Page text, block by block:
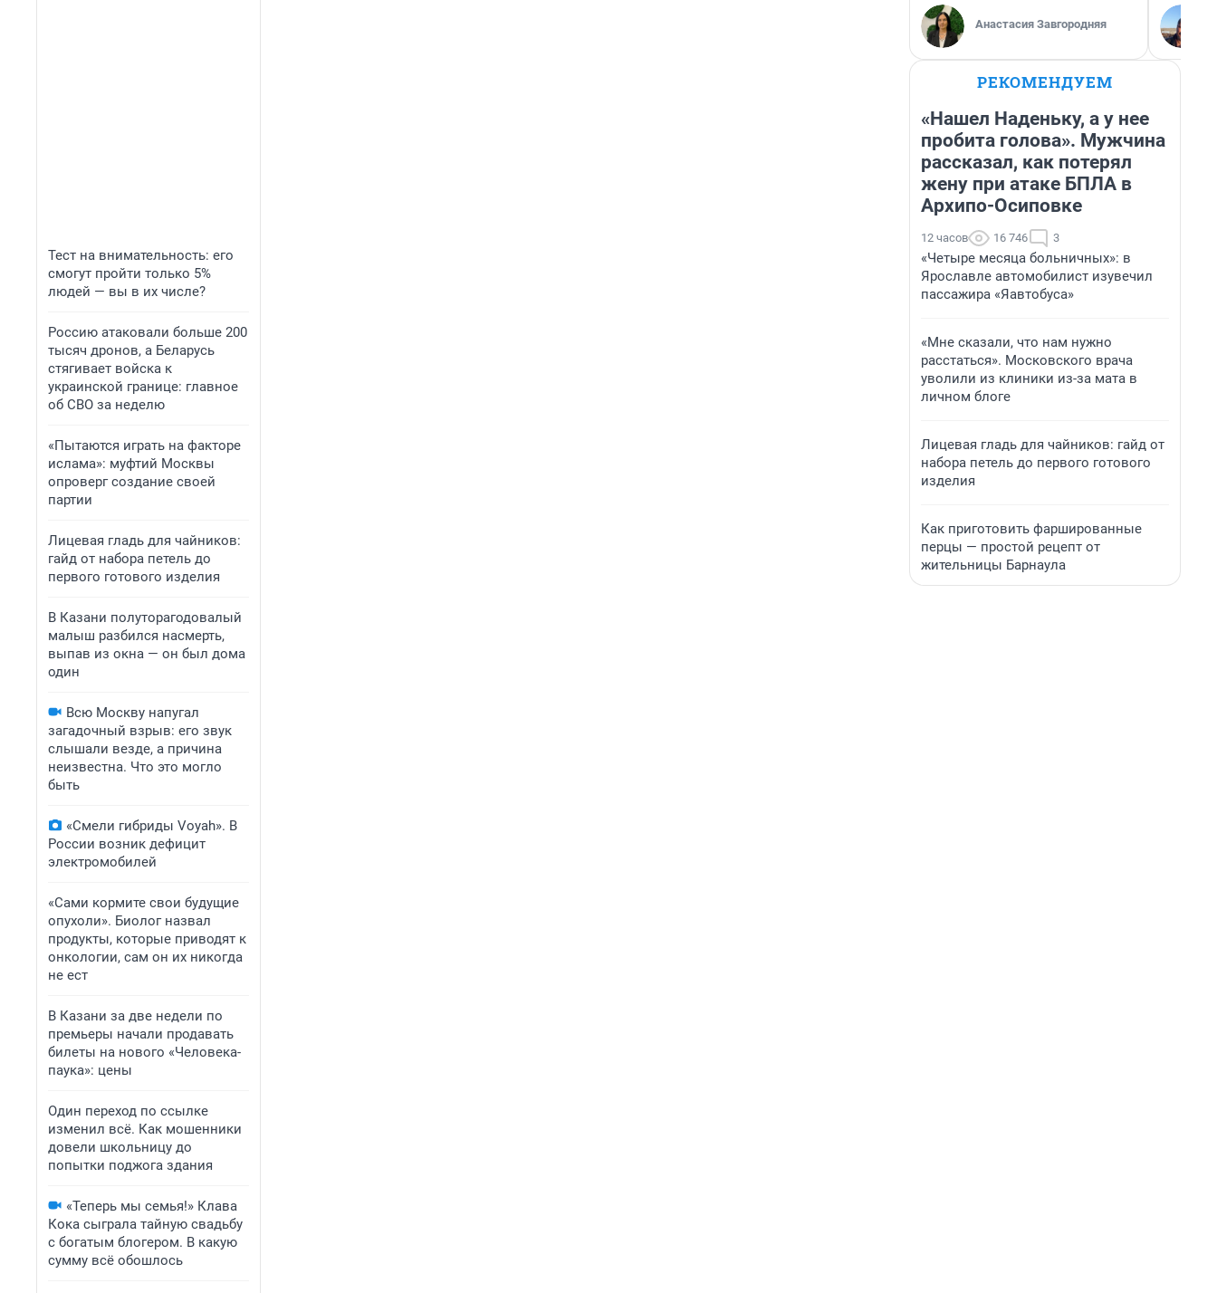
Тест на внимательность: его
смогут пройти только 5%
людей — вы в их числе?
Россию атаковали больше 200
тысяч дронов, а Беларусь
стягивает войска к
украинской границе: главное
об СВО за неделю
«Пытаются играть на факторе
ислама»: муфтий Москвы
опроверг создание своей
партии
Лицевая гладь для чайников:
гайд от набора петель до
первого готового изделия
В Казани полуторагодовалый
малыш разбился насмерть,
выпав из окна — он был дома
один
Всю Москву напугал
загадочный взрыв: его звук
слышали везде, а причина
неизвестна. Что это могло
быть
«Смели гибриды Voyah». В
России возник дефицит
электромобилей
«Сами кормите свои будущие
опухоли». Биолог назвал
продукты, которые приводят к
онкологии, сам он их никогда
не ест
В Казани за две недели по
премьеры начали продавать
билеты на нового «Человека-
паука»: цены
Один переход по ссылке
изменил всё. Как мошенники
довели школьницу до
попытки поджога здания
«Теперь мы семья!» Клава
Кока сыграла тайную свадьбу
с богатым блогером. В какую
сумму всё обошлось
Анастасия Завгородняя
РЕКОМЕНДУЕМ
«Нашел Наденьку, а у нее
пробита голова». Мужчина
рассказал, как потерял
жену при атаке БПЛА в
Архипо-Осиповке
12 часов 16 746 3
«Четыре месяца больничных»: в
Ярославле автомобилист изувечил
пассажира «Яавтобуса»
«Мне сказали, что нам нужно
расстаться». Московского врача
уволили из клиники из-за мата в
личном блоге
Лицевая гладь для чайников: гайд от
набора петель до первого готового
изделия
Как приготовить фаршированные
перцы — простой рецепт от
жительницы Барнаула